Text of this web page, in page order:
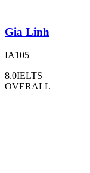
Gia Linh
IA105
8.0IELTS
OVERALL